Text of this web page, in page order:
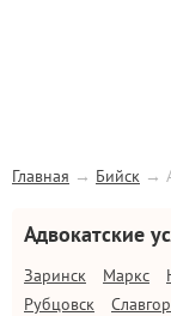
Главная → Бийск →
Адвокатские
Заринск Маркс
Рубцовск